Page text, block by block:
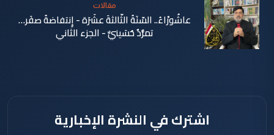
مقالات
عاشُورْاءُ.. السّنَةُ الثّالثةَ عشَرَة - إِنتفاضةُ صفَر…
تمرُّدٌ حُسَينيٌّ - الجزء الثاني
اشترك في النشرة الإخبارية